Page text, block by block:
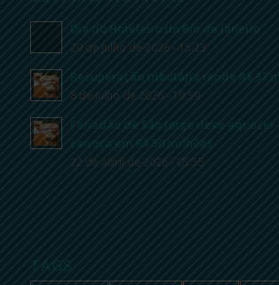
Dia do Hoteleiro do Rio de Janeiro
29 de julho de 2026 - 15:23
Recuperação tributária rende R$ 37
8 de julho de 2026 - 19:59
Feriadão de São Jorge deve
carioca em R$ 50 milhões
22 de abril de 2026 - 05:55
TAGS